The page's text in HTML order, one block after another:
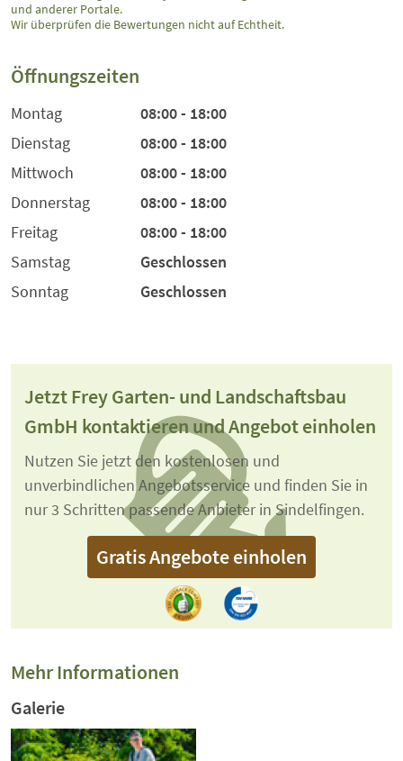
und anderer Portale.
Wir überprüfen die Bewertungen nicht auf Echtheit.
Öffnungszeiten
Montag
08:00 - 18:00
Dienstag
08:00 - 18:00
Mittwoch
08:00 - 18:00
Donnerstag
08:00 - 18:00
Freitag
08:00 - 18:00
Samstag
Geschlossen
Sonntag
Geschlossen
Jetzt Frey Garten- und Landschaftsbau
GmbH kontaktieren und Angebot einholen
Nutzen Sie jetzt den kostenlosen und
unverbindlichen Angebotsservice und finden Sie in
nur 3 Schritten passende Anbieter in Sindelfingen.
Gratis Angebote einholen
Mehr Informationen
Galerie